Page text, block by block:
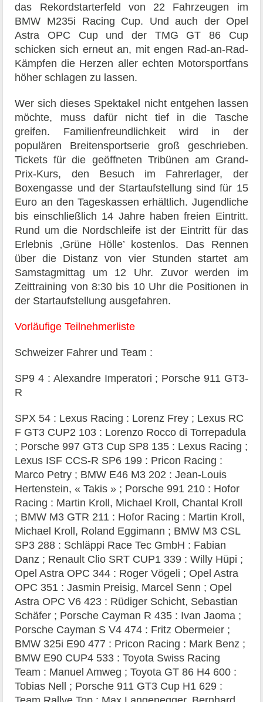
das Rekordstarterfeld von 22 Fahrzeugen im
BMW M235i Racing Cup. Und auch der Opel
Astra OPC Cup und der TMG GT 86 Cup
schicken sich erneut an, mit engen Rad-an-Rad-
Kämpfen die Herzen aller echten Motorsportfans
höher schlagen zu lassen.
Wer sich dieses Spektakel nicht entgehen lassen
möchte, muss dafür nicht tief in die Tasche
greifen. Familienfreundlichkeit wird in der
populären Breitensportserie groß geschrieben.
Tickets für die geöffneten Tribünen am Grand-
Prix-Kurs, den Besuch im Fahrerlager, der
Boxengasse und der Startaufstellung sind für 15
Euro an den Tageskassen erhältlich. Jugendliche
bis einschließlich 14 Jahre haben freien Eintritt.
Rund um die Nordschleife ist der Eintritt für das
Erlebnis ‚Grüne Hölle’ kostenlos. Das Rennen
über die Distanz von vier Stunden startet am
Samstagmittag um 12 Uhr. Zuvor werden im
Zeittraining von 8:30 bis 10 Uhr die Positionen in
der Startaufstellung ausgefahren.
Vorläufige Teilnehmerliste
Schweizer Fahrer und Team :
SP9 4 : Alexandre Imperatori ; Porsche 911 GT3-
R
SPX 54 : Lexus Racing : Lorenz Frey ; Lexus RC
F GT3 CUP2 103 : Lorenzo Rocco di Torrepadula
; Porsche 997 GT3 Cup SP8 135 : Lexus Racing ;
Lexus ISF CCS-R SP6 199 : Pricon Racing :
Marco Petry ; BMW E46 M3 202 : Jean-Louis
Hertenstein, « Takis » ; Porsche 991 210 : Hofor
Racing : Martin Kroll, Michael Kroll, Chantal Kroll
; BMW M3 GTR 211 : Hofor Racing : Martin Kroll,
Michael Kroll, Roland Eggimann ; BMW M3 CSL
SP3 288 : Schläppi Race Tec GmbH : Fabian
Danz ; Renault Clio SRT CUP1 339 : Willy Hüpi ;
Opel Astra OPC 344 : Roger Vögeli ; Opel Astra
OPC 351 : Jasmin Preisig, Marcel Senn ; Opel
Astra OPC V6 423 : Rüdiger Schicht, Sebastian
Schäfer ; Porsche Cayman R 435 : Ivan Jaoma ;
Porsche Cayman S V4 474 : Fritz Obermeier ;
BMW 325i E90 477 : Pricon Racing : Mark Benz ;
BMW E90 CUP4 533 : Toyota Swiss Racing
Team : Manuel Amweg ; Toyota GT 86 H4 600 :
Tobias Nell ; Porsche 911 GT3 Cup H1 629 :